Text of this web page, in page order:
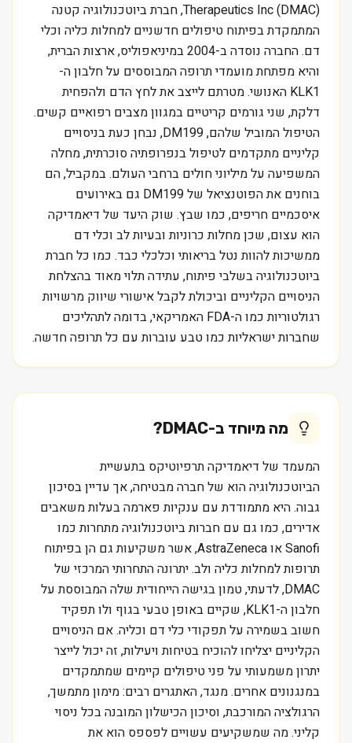
Therapeutics Inc (DMAC), חברת ביוטכנולוגיה קטנה
המתמקדת בפיתוח טיפולים חדשניים למחלות כליה וכלי
דם. החברה נוסדה ב-2004 במיניאפוליס, ארצות הברית,
והיא מפתחת מועמדי תרופה המבוססים על חלבון ה-
KLK1 האנושי. מטרתם לייצב את לחץ הדם ולהפחית
דלקת, שני גורמים קריטיים במגוון מצבים רפואיים קשים.
הטיפול המוביל שלהם, DM199, נבחן כעת בניסויים
קליניים מתקדמים לטיפול בנפרופתיה סוכרתית, מחלה
המשפיעה על מיליוני חולים ברחבי העולם. במקביל, הם
בוחנים את הפוטנציאל של DM199 גם באירועים
איסכמיים חריפים, כמו שבץ. שוק היעד של דיאמדיקה
הוא עצום, שכן מחלות כרוניות ובעיות לב וכלי דם
ממשיכות להוות נטל בריאותי וכלכלי כבד. כמו כל חברת
ביוטכנולוגיה בשלבי פיתוח, עתידה תלוי מאוד בהצלחת
הניסויים הקליניים וביכולת לקבל אישורי שיווק מרשויות
רגולטוריות כמו ה-FDA האמריקאי, בדומה לתהליכים
שחברות ישראליות כמו טבע עוברות עם כל תרופה חדשה.
מה מיוחד ב-DMAC
?
המעמד של דיאמדיקה תרפיוטיקס בתעשיית
הביוטכנולוגיה הוא של חברה מבטיחה, אך עדיין בסיכון
גבוה. היא מתמודדת עם ענקיות פארמה בעלות משאבים
אדירים, כמו גם עם חברות ביוטכנולוגיה מתחרות כמו
Sanofi או AstraZeneca, אשר משקיעות גם הן בפיתוח
תרופות למחלות כליה ולב. יתרונה התחרותי המרכזי של
DMAC, לדעתי, טמון בגישה הייחודית שלה המבוססת על
חלבון ה-KLK1, שקיים באופן טבעי בגוף ולו תפקיד
חשוב בשמירה על תפקודי כלי דם וכליה. אם הניסויים
הקליניים יצליחו להוכיח בטיחות ויעילות, זה יכול לייצר
יתרון משמעותי על פני טיפולים קיימים שמתמקדים
במנגנונים אחרים. מנגד, האתגרים רבים: מימון מתמשך,
הרגולציה המורכבת, וסיכון הכישלון המובנה בכל ניסוי
קליני. מה שמשקיעים עשויים לפספס הוא את